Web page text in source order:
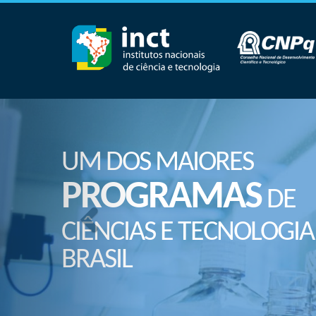
UM DOS MAIORES
PROGRAMASDE
CIÊNCIAS E
BRASIL